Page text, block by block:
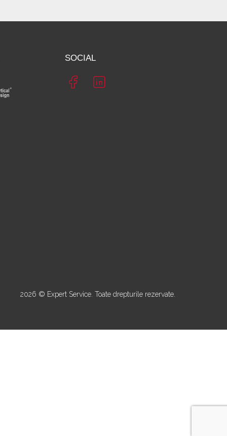
SOCIAL
2026 © Expert Service. Toate drepturile rezervate.